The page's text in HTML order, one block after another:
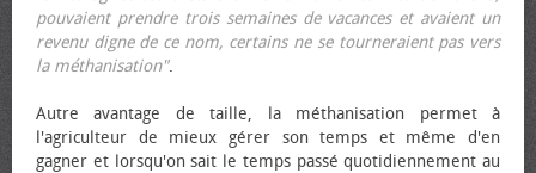
pouvaient prendre trois semaines de vacances et avaient un
revenu digne de ce nom, certains ne se tourneraient pas vers
la méthanisation".
Autre avantage de taille, la méthanisation permet à
l'agriculteur de mieux gérer son temps et même d'en
gagner et lorsqu'on sait le temps passé quotidiennement au